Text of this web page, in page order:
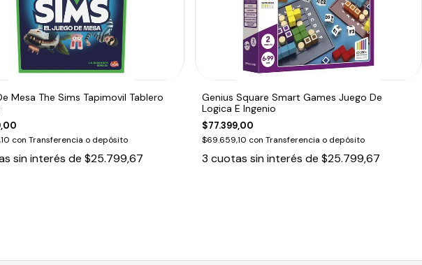
Mesa The Sims Tapimovil Tablero
con Transferencia o depósito
sin interés de $25.799,67
Genius Square Smart Games Juego De
Logica E Ingenio
$77.399,00
$69.659,10 con Transferencia o depósito
3 cuotas sin interés de$25.799,67